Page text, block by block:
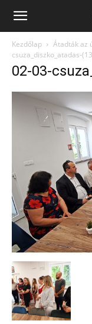
Kezdőlap Átadták az
csuza_diszko_atadas-
02-03-